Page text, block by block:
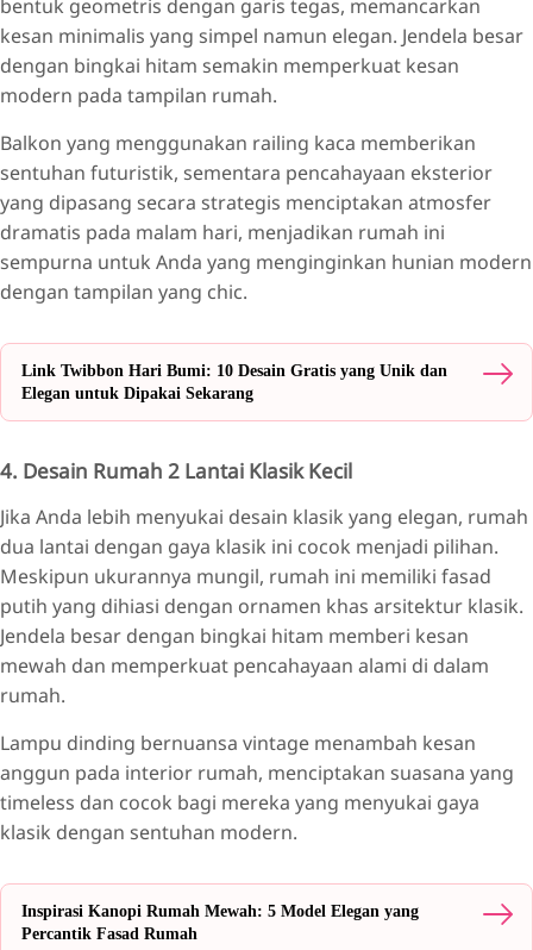
bentuk geometris dengan garis tegas, memancarkan
kesan minimalis yang simpel namun elegan. Jendela besar
dengan bingkai hitam semakin memperkuat kesan
modern pada tampilan rumah.
Balkon yang menggunakan railing kaca memberikan
sentuhan futuristik, sementara pencahayaan eksterior
yang dipasang secara strategis menciptakan atmosfer
dramatis pada malam hari, menjadikan rumah ini
sempurna untuk Anda yang menginginkan hunian modern
dengan tampilan yang chic.
Link Twibbon Hari Bumi: 10 Desain Gratis yang Unik dan
Elegan untuk Dipakai Sekarang
4. Desain Rumah 2 Lantai Klasik Kecil
Jika Anda lebih menyukai desain klasik yang elegan, rumah
dua lantai dengan gaya klasik ini cocok menjadi pilihan.
Meskipun ukurannya mungil, rumah ini memiliki fasad
putih yang dihiasi dengan ornamen khas arsitektur klasik.
Jendela besar dengan bingkai hitam memberi kesan
mewah dan memperkuat pencahayaan alami di dalam
rumah.
Lampu dinding bernuansa vintage menambah kesan
anggun pada interior rumah, menciptakan suasana yang
timeless dan cocok bagi mereka yang menyukai gaya
klasik dengan sentuhan modern.
Inspirasi Kanopi Rumah Mewah: 5 Model Elegan yang
Percantik Fasad Rumah